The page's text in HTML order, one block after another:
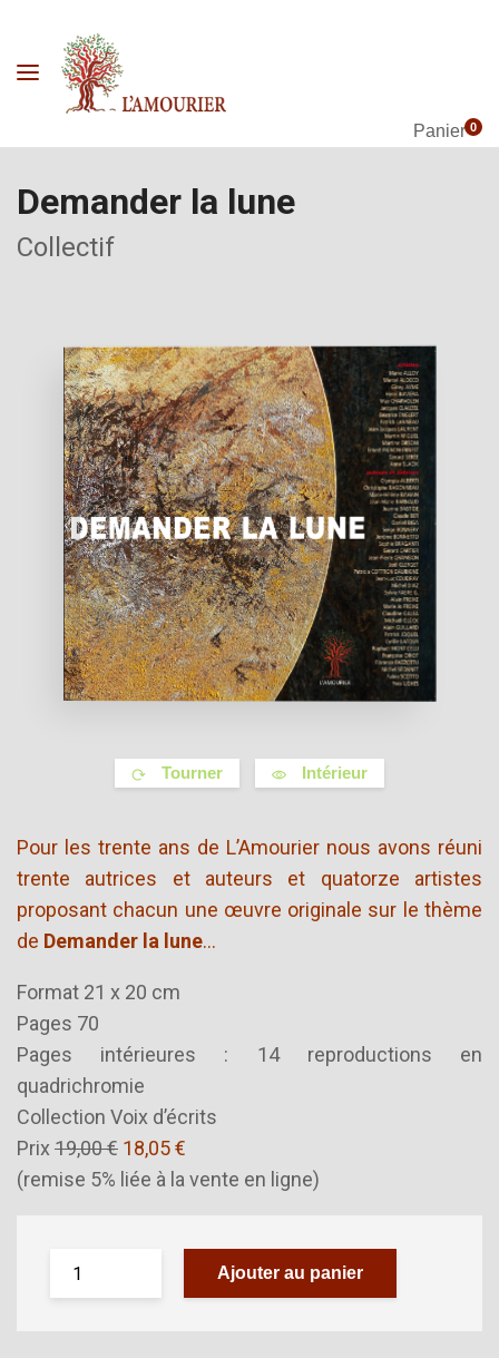
Panier0
Demander la lune
Collectif
Tourner Intérieur
Pour les trente ans de L’Amourier nous avons réuni
trente autrices et auteurs et quatorze artistes
proposant chacun une œuvre originale sur le thème
de Demander la lune…
Format 21 x 20 cm
Pages 70
Pages intérieures : 14 reproductions en
quadrichromie
Collection Voix d’écrits
Prix19,00 € 18,05 €
(remise 5% liée à la vente en ligne)
Ajouter au panier